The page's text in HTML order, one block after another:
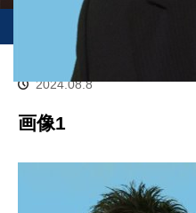
ブログ
2024.08.8
画像1